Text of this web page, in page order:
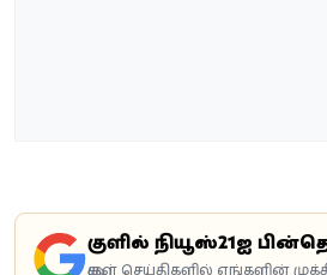
கூகுளில் நியூஸ்21ஐ
கூகுள் செய்திகளில் எங்களின்